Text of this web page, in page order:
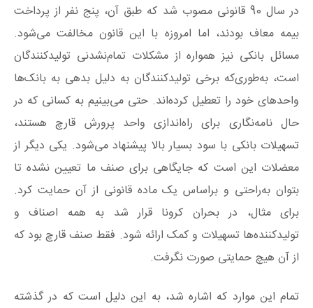
در سال 90 قانونی مصوب شد که طبق آن، پنج نفر از پرداخت
بیمه معاف بودند، اما امروزه با این قانون مخالفت می‌شود.
مسائل بانکی نیز همواره از مشکلات تمام‌نشدنی تولیدکنندگان
است، به‌طوری‌که برخی تولیدکنندگان به دلیل بدهی به بانک‌ها
واحدهای خود را تعطیل کرده‌اند. حتی می‌بینیم به کسانی که در
حال نامه‌نگاری برای راه‌اندازی واحد پرورش قارچ هستند،
تسهیلات بانکی با سود بسیار بالا پیشنهاد می‌شود. یکی دیگر از
معضلات این است که جایگاهی برای صنف ما تعیین نشده تا
بتوان به‌راحتی و براساس یک ماده قانونی از آن حمایت کرد.
برای مثال، در بحران کرونا قرار شد به همه اصناف و
تولیدکننده‌ها تسهیلات و کمک ارائه شود. فقط صنف قارچ بود که
از آن هیچ حمایتی صورت نگرفت.
تمام این موارد که اشاره شد، به این دلیل است که در گذشته